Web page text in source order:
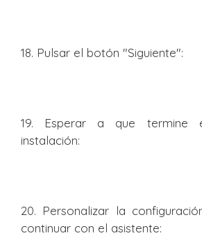
18. Pulsar el botón "Siguiente":
19. Esperar a que termine
instalación:
20. Personalizar la
continuar con el asistente: